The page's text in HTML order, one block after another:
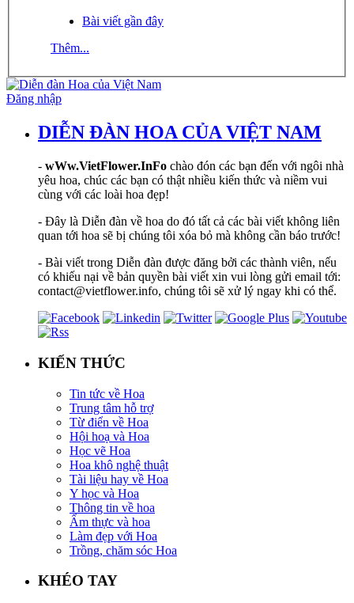
Bài viết gần đây
Thêm...
Đăng nhập
DIỄN ĐÀN HOA CỦA VIỆT NAM
- wWw.VietFlower.InFo chào đón các bạn đến với ngôi nhà
yêu hoa, chúc các bạn có thật nhiều kiến thức và niềm vui
cùng với các loài hoa đẹp!
- Đây là Diễn đàn về hoa do đó tất cả các bài viết không liên
quan tới hoa sẽ bị chúng tôi xóa bỏ mà không cần báo trước!
- Bài viết trong Diễn đàn được đăng bởi các thành viên, nếu
có khiếu nại về bản quyền bài viết xin vui lòng gửi email tới:
contact@vietflower.info, chúng tôi sẽ xử lý ngay khi có thể.
KIẾN THỨC
Tin tức về Hoa
Trung tâm hỗ trợ
Từ điển về Hoa
Hội hoạ và Hoa
Học vẽ Hoa
Hoa khô nghệ thuật
Tài liệu hay về Hoa
Y học và Hoa
Thông tin về hoa
Ẩm thực và hoa
Làm đẹp với Hoa
Trồng, chăm sóc Hoa
KHÉO TAY